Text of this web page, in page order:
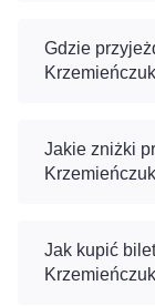
Gdzie
Jakie zniżki
Jak kupić